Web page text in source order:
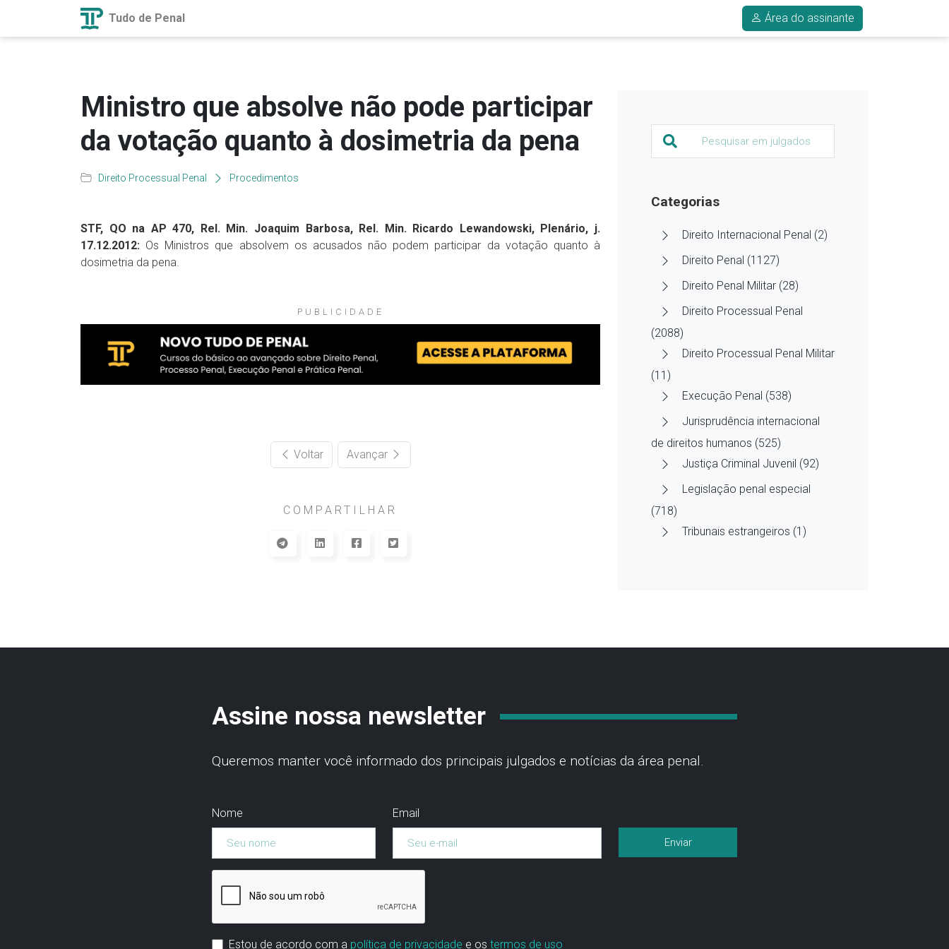
Tudo de Penal Área do assinante
Ministro que absolve não pode participar
da votação quanto à dosimetria da pena
Direito Processual Penal Procedimentos
STF, QO na AP 470, Rel. Min. Joaquim Barbosa, Rel. Min. Ricardo Lewandowski, Plenário, j.
17.12.2012: Os Ministros que absolvem os acusados não podem participar da votação quanto à
dosimetria da pena.
PUBLICIDADE
Voltar Avançar
COMPARTILHAR
Categorias
Direito Internacional Penal (2)
Direito Penal (1127)
Direito Penal Militar (28)
Direito Processual Penal
(2088)
Direito Processual Penal Militar
(11)
Execução Penal (538)
Jurisprudência internacional
de direitos humanos (525)
Justiça Criminal Juvenil (92)
Legislação penal especial
(718)
Tribunais estrangeiros (1)
Assine nossa newsletter
Queremos manter você informado dos principais julgados e notícias da área penal.
Nome Email
Estou de acordo com a política de privacidade e os termos de uso